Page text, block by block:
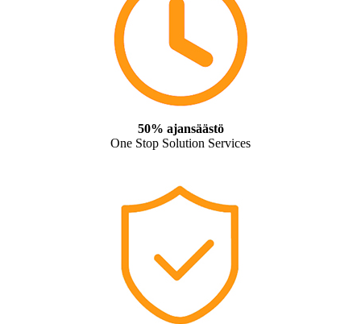
50% ajansäästö
One Stop Solution Services